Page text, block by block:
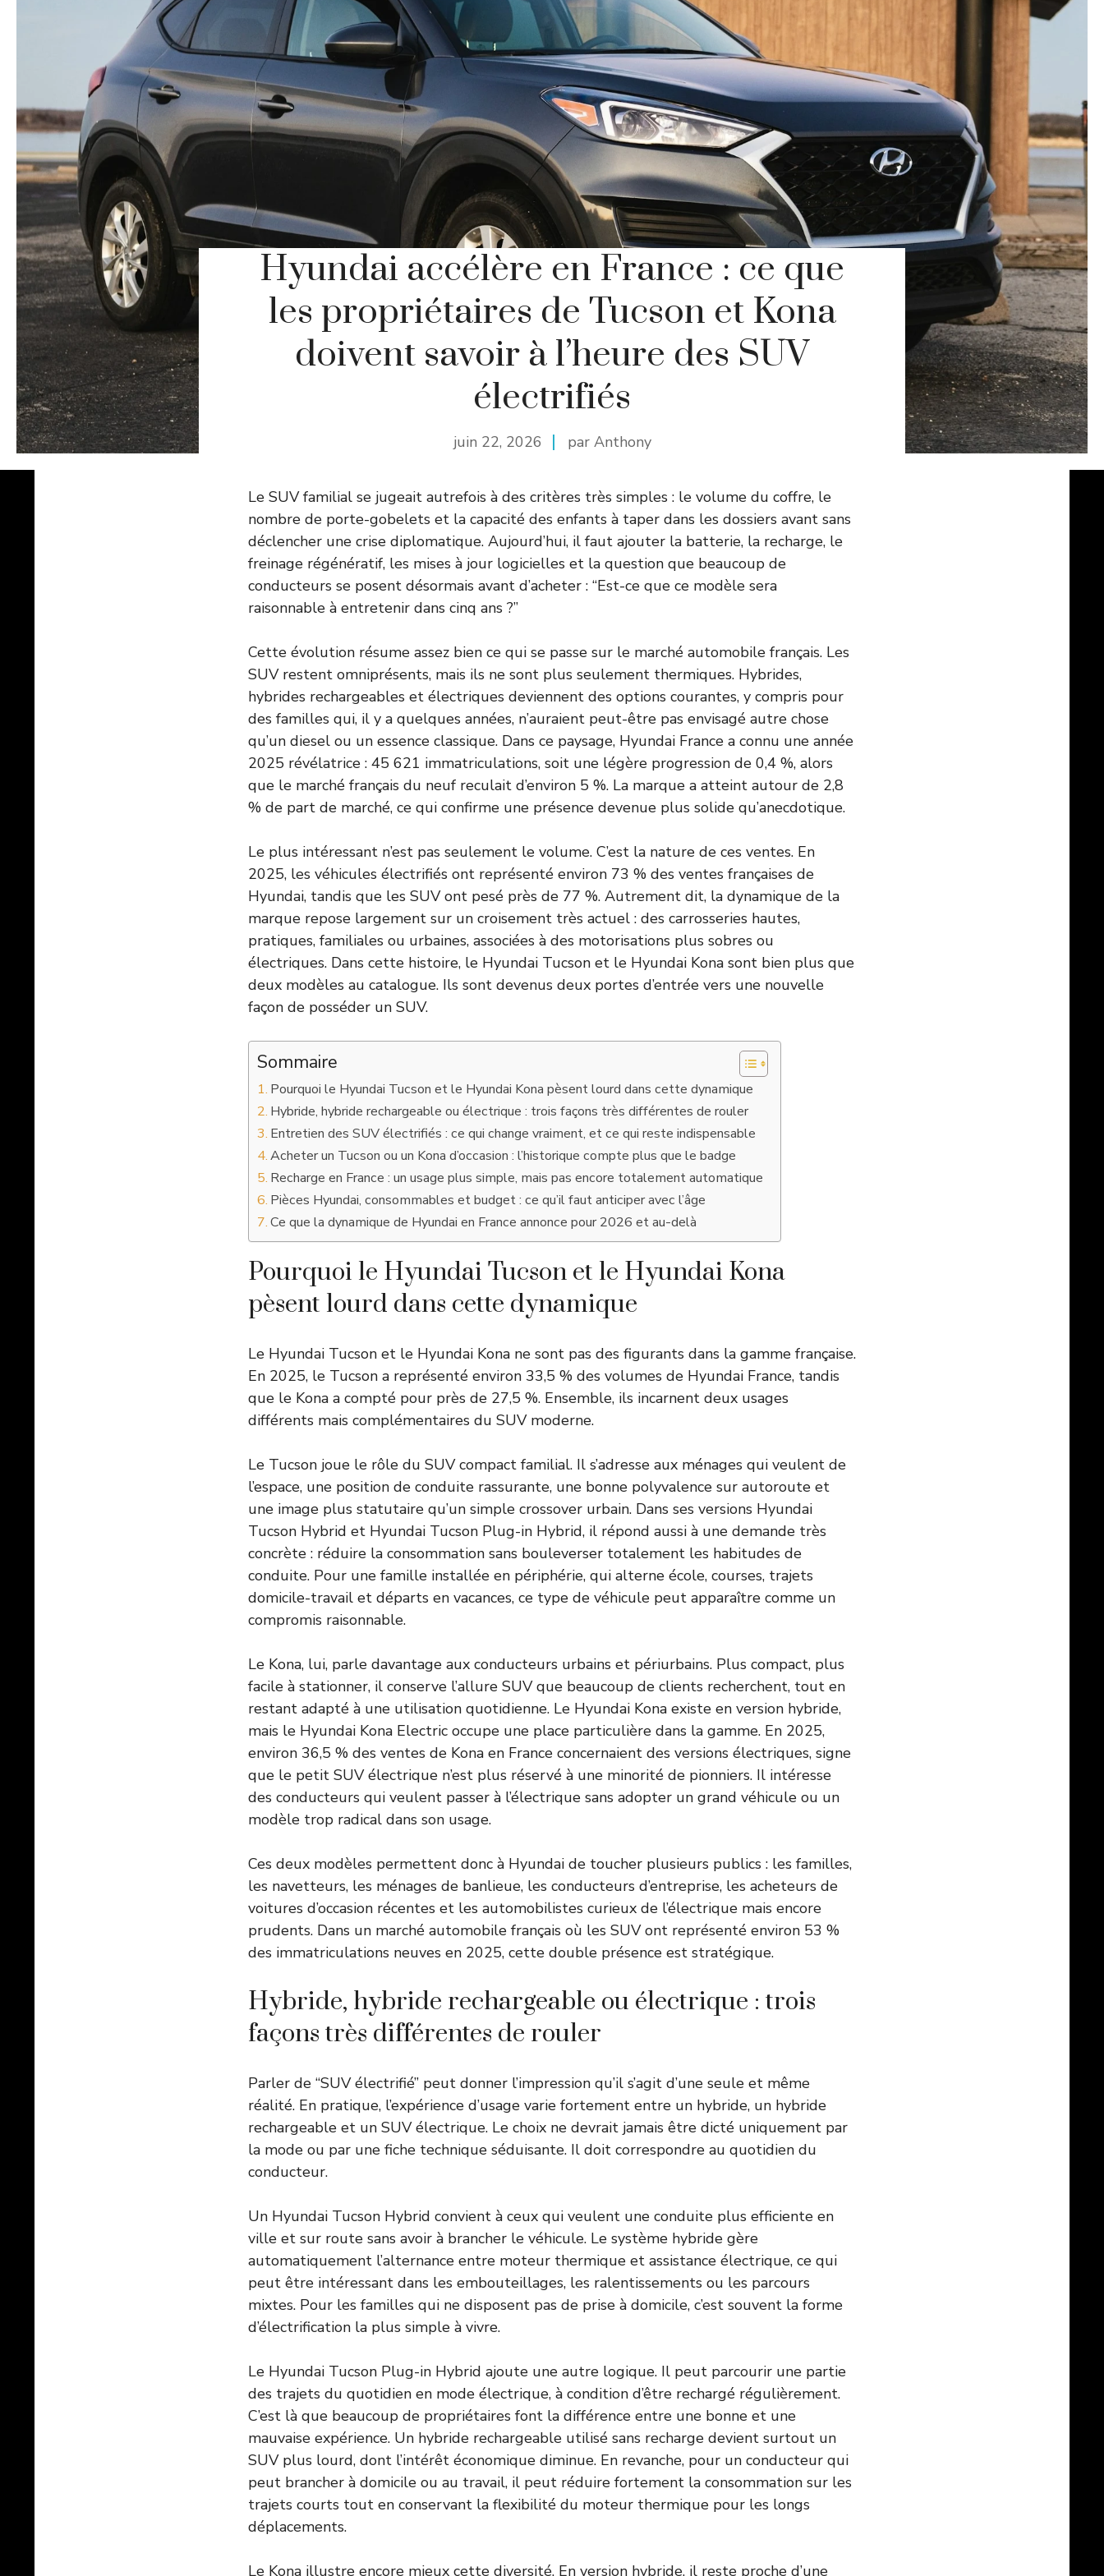
Hyundai accélère en France : ce que
les propriétaires de Tucson et Kona
doivent savoir à l’heure des SUV
électrifiés
juin 22, 2026 par Anthony
Le SUV familial se jugeait autrefois à des critères très simples : le volume du coffre, le
nombre de porte-gobelets et la capacité des enfants à taper dans les dossiers avant sans
déclencher une crise diplomatique. Aujourd’hui, il faut ajouter la batterie, la recharge, le
freinage régénératif, les mises à jour logicielles et la question que beaucoup de
conducteurs se posent désormais avant d’acheter : “Est-ce que ce modèle sera
raisonnable à entretenir dans cinq ans ?”
Cette évolution résume assez bien ce qui se passe sur le marché automobile français. Les
SUV restent omniprésents, mais ils ne sont plus seulement thermiques. Hybrides,
hybrides rechargeables et électriques deviennent des options courantes, y compris pour
des familles qui, il y a quelques années, n’auraient peut-être pas envisagé autre chose
qu’un diesel ou un essence classique. Dans ce paysage, Hyundai France a connu une année
2025 révélatrice : 45 621 immatriculations, soit une légère progression de 0,4 %, alors
que le marché français du neuf reculait d’environ 5 %. La marque a atteint autour de 2,8
% de part de marché, ce qui confirme une présence devenue plus solide qu’anecdotique.
Le plus intéressant n’est pas seulement le volume. C’est la nature de ces ventes. En
2025, les véhicules électrifiés ont représenté environ 73 % des ventes françaises de
Hyundai, tandis que les SUV ont pesé près de 77 %. Autrement dit, la dynamique de la
marque repose largement sur un croisement très actuel : des carrosseries hautes,
pratiques, familiales ou urbaines, associées à des motorisations plus sobres ou
électriques. Dans cette histoire, le Hyundai Tucson et le Hyundai Kona sont bien plus que
deux modèles au catalogue. Ils sont devenus deux portes d’entrée vers une nouvelle
façon de posséder un SUV.
Sommaire
Pourquoi le Hyundai Tucson et le Hyundai Kona pèsent lourd dans cette dynamique
Hybride, hybride rechargeable ou électrique : trois façons très différentes de rouler
Entretien des SUV électrifiés : ce qui change vraiment, et ce qui reste indispensable
Acheter un Tucson ou un Kona d’occasion : l’historique compte plus que le badge
Recharge en France : un usage plus simple, mais pas encore totalement automatique
Pièces Hyundai, consommables et budget : ce qu’il faut anticiper avec l’âge
Ce que la dynamique de Hyundai en France annonce pour 2026 et au-delà
Pourquoi le Hyundai Tucson et le Hyundai Kona
pèsent lourd dans cette dynamique
Le Hyundai Tucson et le Hyundai Kona ne sont pas des figurants dans la gamme française.
En 2025, le Tucson a représenté environ 33,5 % des volumes de Hyundai France, tandis
que le Kona a compté pour près de 27,5 %. Ensemble, ils incarnent deux usages
différents mais complémentaires du SUV moderne.
Le Tucson joue le rôle du SUV compact familial. Il s’adresse aux ménages qui veulent de
l’espace, une position de conduite rassurante, une bonne polyvalence sur autoroute et
une image plus statutaire qu’un simple crossover urbain. Dans ses versions Hyundai
Tucson Hybrid et Hyundai Tucson Plug-in Hybrid, il répond aussi à une demande très
concrète : réduire la consommation sans bouleverser totalement les habitudes de
conduite. Pour une famille installée en périphérie, qui alterne école, courses, trajets
domicile-travail et départs en vacances, ce type de véhicule peut apparaître comme un
compromis raisonnable.
Le Kona, lui, parle davantage aux conducteurs urbains et périurbains. Plus compact, plus
facile à stationner, il conserve l’allure SUV que beaucoup de clients recherchent, tout en
restant adapté à une utilisation quotidienne. Le Hyundai Kona existe en version hybride,
mais le Hyundai Kona Electric occupe une place particulière dans la gamme. En 2025,
environ 36,5 % des ventes de Kona en France concernaient des versions électriques, signe
que le petit SUV électrique n’est plus réservé à une minorité de pionniers. Il intéresse
des conducteurs qui veulent passer à l’électrique sans adopter un grand véhicule ou un
modèle trop radical dans son usage.
Ces deux modèles permettent donc à Hyundai de toucher plusieurs publics : les familles,
les navetteurs, les ménages de banlieue, les conducteurs d’entreprise, les acheteurs de
voitures d’occasion récentes et les automobilistes curieux de l’électrique mais encore
prudents. Dans un marché automobile français où les SUV ont représenté environ 53 %
des immatriculations neuves en 2025, cette double présence est stratégique.
Hybride, hybride rechargeable ou électrique : trois
façons très différentes de rouler
Parler de “SUV électrifié” peut donner l’impression qu’il s’agit d’une seule et même
réalité. En pratique, l’expérience d’usage varie fortement entre un hybride, un hybride
rechargeable et un SUV électrique. Le choix ne devrait jamais être dicté uniquement par
la mode ou par une fiche technique séduisante. Il doit correspondre au quotidien du
conducteur.
Un Hyundai Tucson Hybrid convient à ceux qui veulent une conduite plus efficiente en
ville et sur route sans avoir à brancher le véhicule. Le système hybride gère
automatiquement l’alternance entre moteur thermique et assistance électrique, ce qui
peut être intéressant dans les embouteillages, les ralentissements ou les parcours
mixtes. Pour les familles qui ne disposent pas de prise à domicile, c’est souvent la forme
d’électrification la plus simple à vivre.
Le Hyundai Tucson Plug-in Hybrid ajoute une autre logique. Il peut parcourir une partie
des trajets du quotidien en mode électrique, à condition d’être rechargé régulièrement.
C’est là que beaucoup de propriétaires font la différence entre une bonne et une
mauvaise expérience. Un hybride rechargeable utilisé sans recharge devient surtout un
SUV plus lourd, dont l’intérêt économique diminue. En revanche, pour un conducteur qui
peut brancher à domicile ou au travail, il peut réduire fortement la consommation sur les
trajets courts tout en conservant la flexibilité du moteur thermique pour les longs
déplacements.
Le Kona illustre encore mieux cette diversité. En version hybride, il reste proche d’une